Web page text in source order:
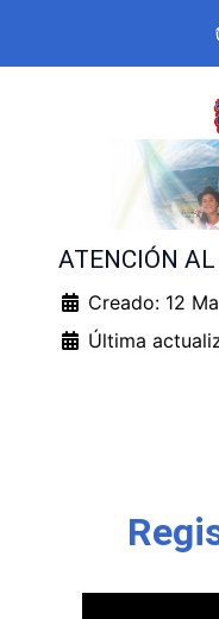
ATENCIÓN
Creado: 12
Última